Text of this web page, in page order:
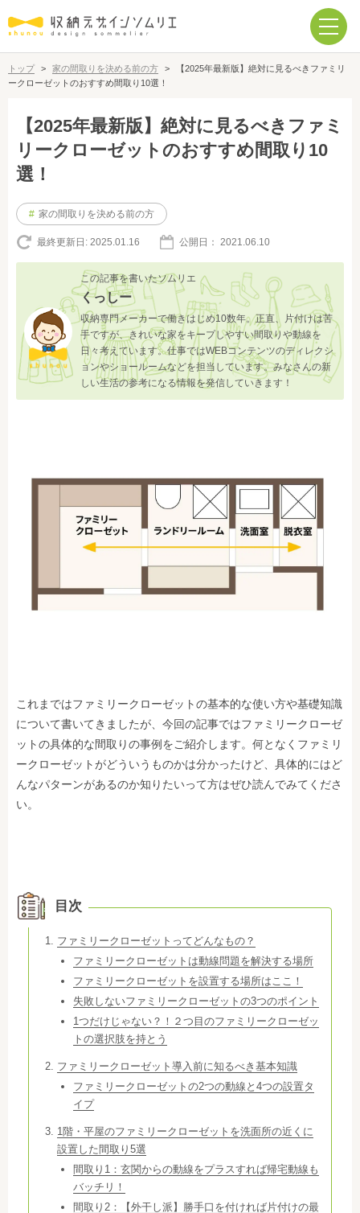
トップ > 家の間取りを決める前の方 >
【2025年最新版】絶対に見るべきファミリ
ークローゼットのおすすめ間取り10選！
【2025年最新版】絶対に見るべきファミ
リークローゼットのおすすめ間取り10
選！
# 家の間取りを決める前の方
最終更新日: 2025.01.16 公開日： 2021.06.10
この記事を書いたソムリエ
くっしー
収納専門メーカーで働きはじめ10数年。正直、片付けは苦
手ですが、きれいな家をキープしやすい間取りや動線を
日々考えています。仕事ではWEBコンテンツのディレクシ
ョンやショールームなどを担当しています。みなさんの新
しい生活の参考になる情報を発信していきます！
これまではファミリークローゼットの基本的な使い方や基礎知識
について書いてきましたが、今回の記事ではファミリークローゼ
ットの具体的な間取りの事例をご紹介します。何となくファミリ
ークローゼットがどういうものかは分かったけど、具体的にはど
んなパターンがあるのか知りたいって方はぜひ読んでみてくださ
い。
目次
ファミリークローゼットってどんなもの？
ファミリークローゼットは動線問題を解決する場所
ファミリークローゼットを設置する場所はここ！
失敗しないファミリークローゼットの3つのポイント
1つだけじゃない？！２つ目のファミリークローゼッ
トの選択肢を持とう
ファミリークローゼット導入前に知るべき基本知識
ファミリークローゼットの2つの動線と4つの設置タ
イプ
1階・平屋のファミリークローゼットを洗面所の近くに
設置した間取り5選
間取り1：玄関からの動線をプラスすれば帰宅動線も
バッチリ！
間取り2：【外干し派】勝手口を付ければ片付けの最